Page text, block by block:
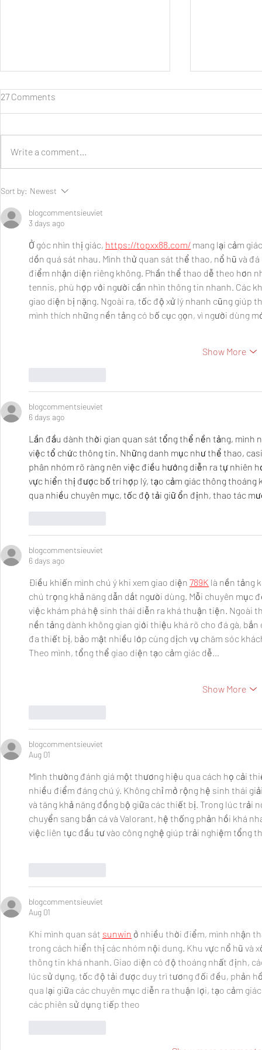
Daihatsu Hadirkan Beragam
Kemudahan dan Promo
khusus bagi Pengunjung GIIAS
2026
27 Comments
Write a comment...
Sort by: Newest
blogcommentsieuviet
3 days ago
Ở góc nhìn thị giác, https://topxx88.com/ mang lại cảm
dồn quá sát nhau. Mình thử quan sát thể thao, nổ hũ và
điểm nhận diện riêng không. Phần thể thao dễ theo hơn
tennis, phù hợp với người cần nhìn thông tin nhanh. Các
giao diện bị nặng. Ngoài ra, tốc độ xử lý nhanh cũng giúp
mình thích những nền tảng có bố cục gọn, vì người dùng
Show More
blogcommentsieuviet
6 days ago
Lần đầu dành thời gian quan sát tổng thể nền tảng, mình
việc tổ chức thông tin. Những danh mục như thể thao,
phân nhóm rõ ràng nên việc điều hướng diễn ra tự nhiên
vực hiển thị được bố trí hợp lý, tạo cảm giác thông
qua nhiều chuyên mục, tốc độ tải giữ ổn định, thao tác
blogcommentsieuviet
6 days ago
Điều khiến mình chú ý khi xem giao diện 789K là nền tảng
chú trọng khả năng dẫn dắt người dùng. Mỗi chuyên mục
việc khám phá hệ sinh thái diễn ra khá thuận tiện. Ngoài
nền tảng dành không gian giới thiệu khá rõ cho đá gà,
đa thiết bị, bảo mật nhiều lớp cùng dịch vụ chăm sóc
Theo mình, tổng thể giao diện tạo cảm giác dễ…
Show More
blogcommentsieuviet
Aug 01
Mình thường đánh giá một thương hiệu qua cách họ cải
nhiều điểm đáng chú ý. Không chỉ mở rộng hệ sinh thái
và tăng khả năng đồng bộ giữa các thiết bị. Trong lúc trải
chuyển sang bắn cá và Valorant, hệ thống phản hồi khá
việc liên tục đầu tư vào công nghệ giúp trải nghiệm tổng
blogcommentsieuviet
Aug 01
Khi mình quan sát sunwin ở nhiều thời điểm, mình nhận
trong cách hiển thị các nhóm nội dung. Khu vực nổ hũ và
thông tin khá nhanh. Giao diện có độ thoáng nhất định,
lúc sử dụng, tốc độ tải được duy trì tương đối đều, phản
qua lại giữa các chuyên mục diễn ra thuận lợi, tạo cảm
các phiên sử dụng tiếp theo